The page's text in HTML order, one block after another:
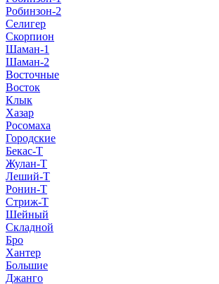
Робинзон-2
Селигер
Скорпион
Шаман-1
Шаман-2
Восточные
Восток
Клык
Хазар
Росомаха
Городские
Бекас-Т
Жулан-Т
Леший-Т
Ронин-Т
Стриж-Т
Шейный
Складной
Бро
Хантер
Большие
Джанго